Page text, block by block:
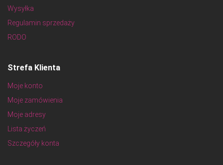
Wysyłka
Regulamin sprzedaży
RODO
Strefa Klienta
Moje konto
Moje zamówienia
Moje adresy
Lista życzeń
Szczegóły konta